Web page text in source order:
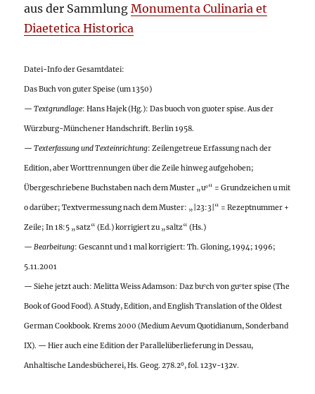
aus der SammlungMonumenta Culinaria et
Diaetetica Historica
Datei-Info der Gesamtdatei:
Das Buch von guter Speise (um 1350)
—Textgrundlage: Hans Hajek (Hg.): Das buoch von guoter spise. Aus der
Würzburg-Münchener Handschrift. Berlin 1958.
—Texterfassung und Texteinrichtung: Zeilengetreue Erfassung nach der
Edition, aber Worttrennungen über die Zeile hinweg aufgehoben;
Übergeschriebene Buchstaben nach dem Muster „uo“ = Grundzeichen u mit
o darüber; Textvermessung nach dem Muster: „|23:3|“ = Rezeptnummer +
Zeile; In 18:5 „satz“ (Ed.) korrigiert zu „saltz“ (Hs.)
—Bearbeitung: Gescannt und 1 mal korrigiert: Th. Gloning, 1994; 1996;
5.11.2001
— Siehe jetzt auch: Melitta Weiss Adamson: Daz buoch von guoter spise (The
Book of Good Food). A Study, Edition, and English Translation of the Oldest
German Cookbook. Krems 2000 (Medium Aevum Quotidianum, Sonderband
IX). — Hier auch eine Edition der Parallelüberlieferung in Dessau,
Anhaltische Landesbücherei, Hs. Geog. 278.2o, fol. 123v-132v.